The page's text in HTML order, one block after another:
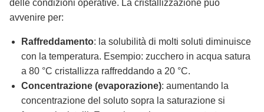
delle condizioni operative. La cristallizzazione può
avvenire per:
Raffreddamento: la solubilità di molti soluti diminuisce
con la temperatura. Esempio: zucchero in acqua satura
a 80 °C cristallizza raffreddando a 20 °C.
Concentrazione (evaporazione): aumentando la
concentrazione del soluto sopra la saturazione si